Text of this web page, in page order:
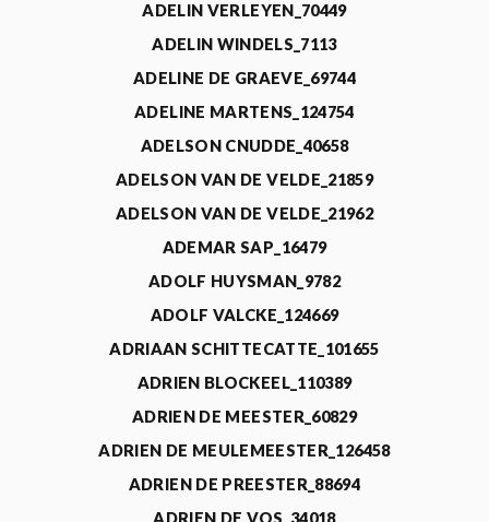
ADELIN VERLEYEN_70449
ADELIN WINDELS_7113
ADELINE DE GRAEVE_69744
ADELINE MARTENS_124754
ADELSON CNUDDE_40658
ADELSON VAN DE VELDE_21859
ADELSON VAN DE VELDE_21962
ADEMAR SAP_16479
ADOLF HUYSMAN_9782
ADOLF VALCKE_124669
ADRIAAN SCHITTECATTE_101655
ADRIEN BLOCKEEL_110389
ADRIEN DE MEESTER_60829
ADRIEN DE MEULEMEESTER_126458
ADRIEN DE PREESTER_88694
ADRIEN DE VOS_34018